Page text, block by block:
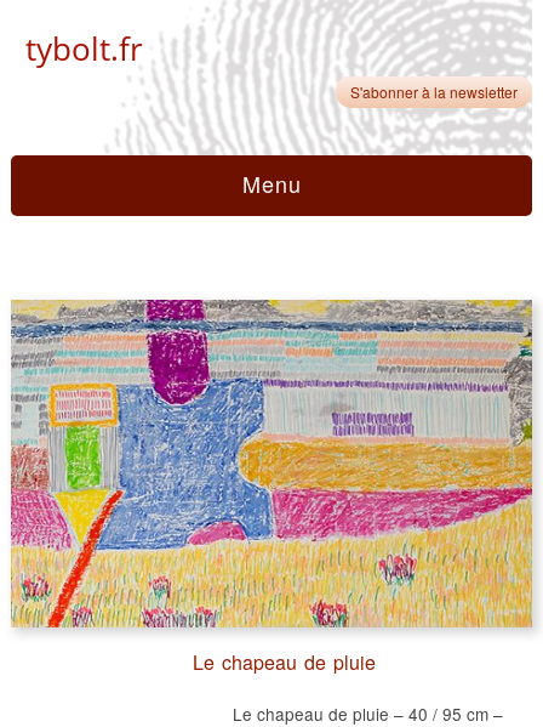
tybolt.fr
S'abonner à la newsletter
Menu
Le chapeau de pluie
Le chapeau de pluie – 40 / 95 cm –